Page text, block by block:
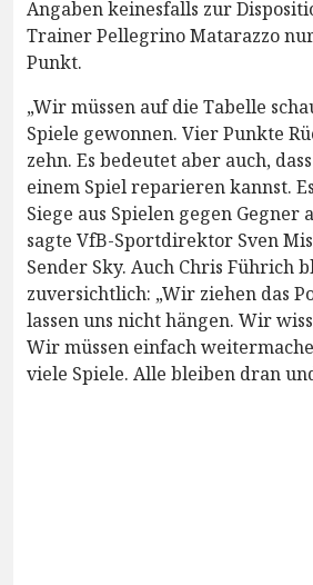
Angaben keinesfalls zur
Trainer Pellegrino Matarazzo
Punkt.
„Wir müssen auf die Tabelle
Spiele gewonnen. Vier Punkte
zehn. Es bedeutet aber auch,
einem Spiel reparieren kannst.
Siege aus Spielen gegen Gegner
sagte VfB-Sportdirektor Sven
Sender Sky. Auch Chris Führich
zuversichtlich: „Wir ziehen das
lassen uns nicht hängen. Wir
Wir müssen einfach
viele Spiele. Alle bleiben dran